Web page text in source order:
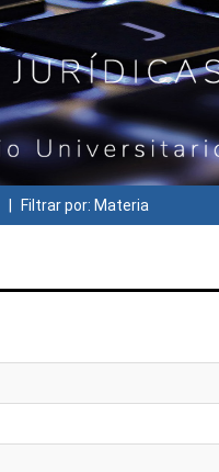
Filtrar por: Materia